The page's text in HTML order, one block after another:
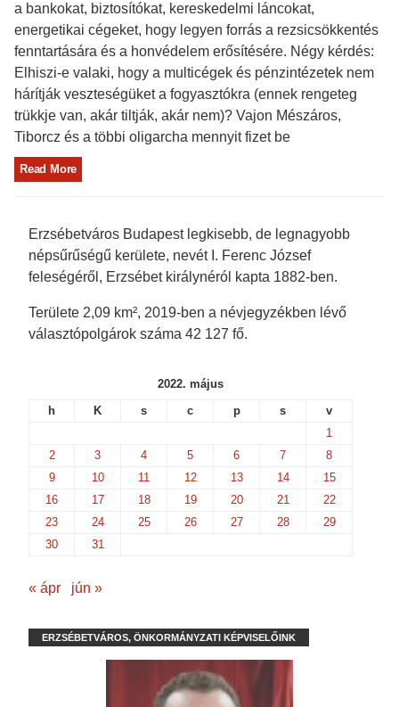
a bankokat, biztosítókat, kereskedelmi láncokat,
energetikai cégeket, hogy legyen forrás a rezsicsökkentés
fenntartására és a honvédelem erősítésére. Négy kérdés:
Elhiszi-e valaki, hogy a multicégek és pénzintézetek nem
hárítják veszteségüket a fogyasztókra (ennek rengeteg
trükkje van, akár tiltják, akár nem)? Vajon Mészáros,
Tiborcz és a többi oligarcha mennyit fizet be
Read More
Erzsébetváros Budapest legkisebb, de legnagyobb
népsűrűségű kerülete, nevét I. Ferenc József
feleségéről, Erzsébet királynéról kapta 1882-ben.
Területe 2,09 km², 2019-ben a névjegyzékben lévő
választópolgárok száma 42 127 fő.
2022. május
h
K s c p s
v
1
2
3 4 5 6 7
8
9
10 11 12 13 14
15
16
17 18 19 20 21
22
23
24 25 26 27 28
29
30
31
« ápr jún »
ERZSÉBETVÁROS, ÖNKORMÁNYZATI KÉPVISELŐINK